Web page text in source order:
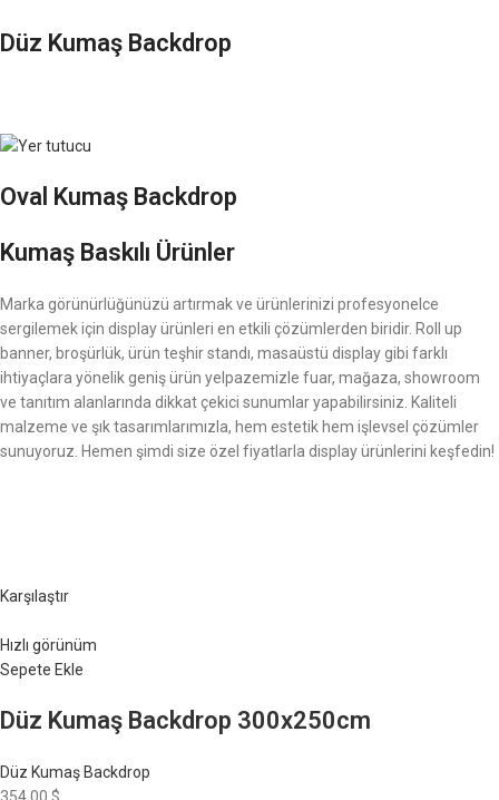
Düz Kumaş Backdrop
Oval Kumaş Backdrop
Kumaş Baskılı Ürünler
Marka görünürlüğünüzü artırmak ve ürünlerinizi profesyonelce
sergilemek için display ürünleri en etkili çözümlerden biridir. Roll up
banner, broşürlük, ürün teşhir standı, masaüstü display gibi farklı
ihtiyaçlara yönelik geniş ürün yelpazemizle fuar, mağaza, showroom
ve tanıtım alanlarında dikkat çekici sunumlar yapabilirsiniz. Kaliteli
malzeme ve şık tasarımlarımızla, hem estetik hem işlevsel çözümler
sunuyoruz. Hemen şimdi size özel fiyatlarla display ürünlerini keşfedin!
Karşılaştır
Hızlı görünüm
Sepete Ekle
Düz Kumaş Backdrop 300x250cm
Düz Kumaş Backdrop
354,00 $